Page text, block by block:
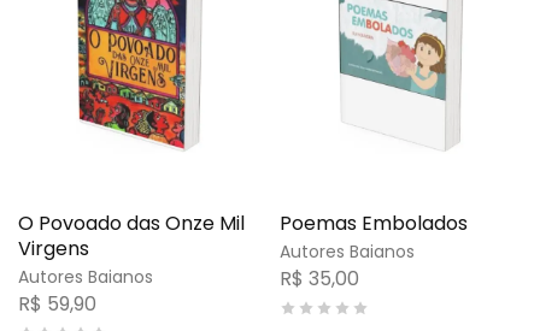
Autores Baianos
O Povoado das Onze Mil
Virgens
R$ 59,90
Autores Baianos
Poemas Embolados
R$ 35,00